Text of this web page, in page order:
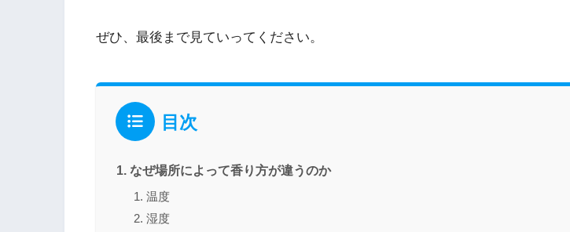
ぜひ、最後まで見ていってください。
目次
なぜ場所によって香り方が違うのか
温度
湿度